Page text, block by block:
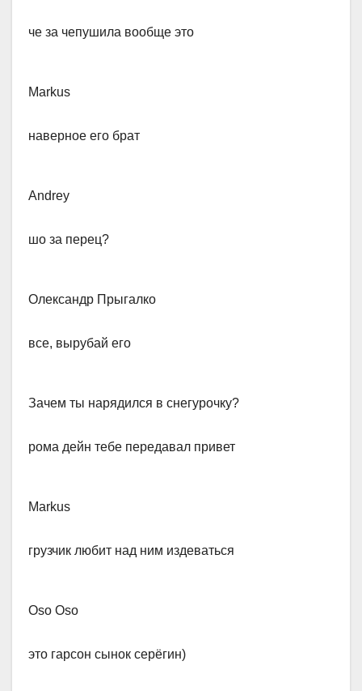
​че за чепушила вообще это
Markus​
наверное его брат
Andrey​
шо за перец?
Олександр Прыгалко
​все, вырубай его
Зачем ты нарядился в снегурочку?
​рома дейн тебе передавал привет
Markus​
грузчик любит над ним издеваться
Oso Oso
​это гарсон сынок серёгин)